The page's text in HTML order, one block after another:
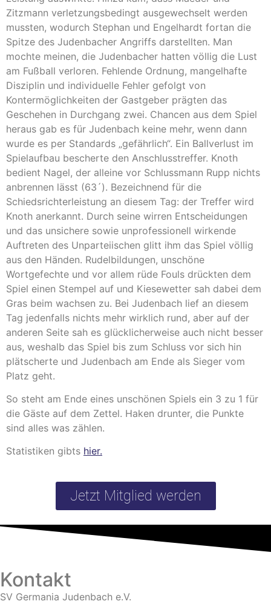
Zitzmann verletzungsbedingt ausgewechselt werden
mussten, wodurch Stephan und Engelhardt fortan die
Spitze des Judenbacher Angriffs darstellten. Man
mochte meinen, die Judenbacher hatten völlig die Lust
am Fußball verloren. Fehlende Ordnung, mangelhafte
Disziplin und individuelle Fehler gefolgt von
Kontermöglichkeiten der Gastgeber prägten das
Geschehen in Durchgang zwei. Chancen aus dem Spiel
heraus gab es für Judenbach keine mehr, wenn dann
wurde es per Standards „gefährlich“. Ein Ballverlust im
Spielaufbau bescherte den Anschlusstreffer. Knoth
bedient Nagel, der alleine vor Schlussmann Rupp nichts
anbrennen lässt (63´). Bezeichnend für die
Schiedsrichterleistung an diesem Tag: der Treffer wird
Knoth anerkannt. Durch seine wirren Entscheidungen
und das unsichere sowie unprofessionell wirkende
Auftreten des Unparteiischen glitt ihm das Spiel völlig
aus den Händen. Rudelbildungen, unschöne
Wortgefechte und vor allem rüde Fouls drückten dem
Spiel einen Stempel auf und Kiesewetter sah dabei dem
Gras beim wachsen zu. Bei Judenbach lief an diesem
Tag jedenfalls nichts mehr wirklich rund, aber auf der
anderen Seite sah es glücklicherweise auch nicht besser
aus, weshalb das Spiel bis zum Schluss vor sich hin
plätscherte und Judenbach am Ende als Sieger vom
Platz geht.
So steht am Ende eines unschönen Spiels ein 3 zu 1 für
die Gäste auf dem Zettel. Haken drunter, die Punkte
sind alles was zählen.
Statistiken gibts hier.
Jetzt Mitglied werden
Kontakt
SV Germania Judenbach e.V.